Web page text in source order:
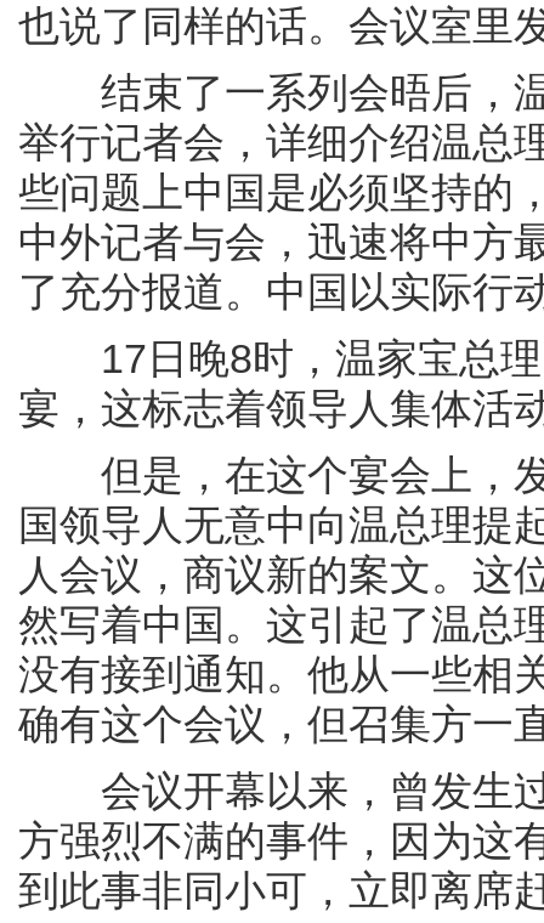
也说了同样的话。会议室里
结束了一系列会晤后，温
举行记者会，详细介绍温总
些问题上中国是必须坚持的
中外记者与会，迅速将中方
了充分报道。中国以实际行
17日晚8时，温家宝总理
宴，这标志着领导人集体活
但是，在这个宴会上，发
国领导人无意中向温总理提
人会议，商议新的案文。这
然写着中国。这引起了温总
没有接到通知。他从一些相
确有这个会议，但召集方一
会议开幕以来，曾发生过
方强烈不满的事件，因为这
到此事非同小可，立即离席